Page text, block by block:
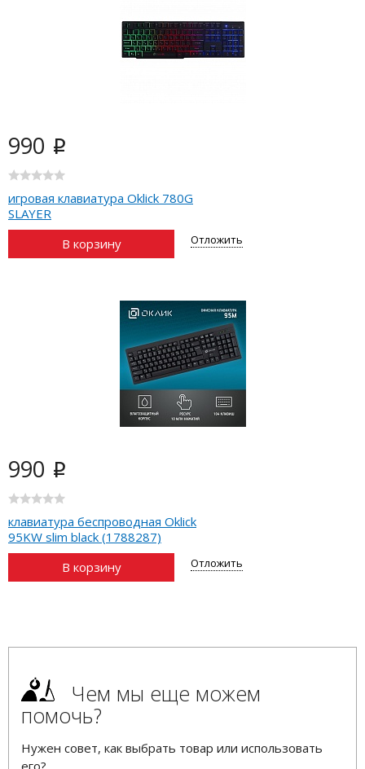
990 i
игровая клавиатура Oklick 780G
SLAYER
В корзину
Отложить
990 i
клавиатура беспроводная Oklick
95KW slim black (1788287)
В корзину
Отложить
Чем мы еще можем
помочь?
Нужен совет, как выбрать товар или использовать
его?